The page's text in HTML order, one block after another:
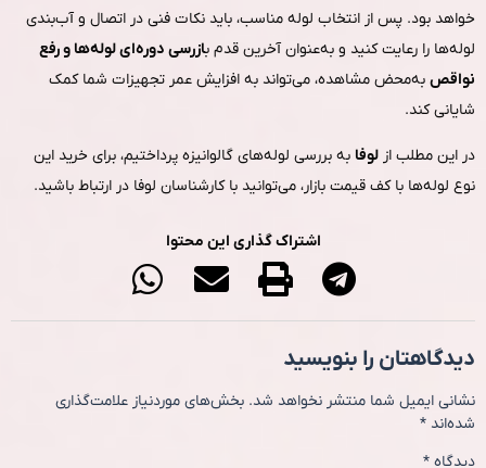
خواهد بود. پس از انتخاب لوله مناسب، باید نکات فنی در اتصال و آب‌بندی
لوله‌ها را رعایت کنید و به‌عنوان آخرین قدم بازرسی دوره‌ای لوله‌ها و رفع
نواقص به‌محض مشاهده، می‌تواند به افزایش عمر تجهیزات شما کمک
شایانی کند.
در این مطلب از لوفا به بررسی لوله‌های گالوانیزه پرداختیم، برای خرید این
نوع لوله‌ها با کف قیمت بازار، می‌توانید با کارشناسان لوفا در ارتباط باشید.
اشتراک گذاری این محتوا
دیدگاهتان را بنویسید
نشانی ایمیل شما منتشر نخواهد شد. بخش‌های موردنیاز علامت‌گذاری
شده‌اند *
دیدگاه *